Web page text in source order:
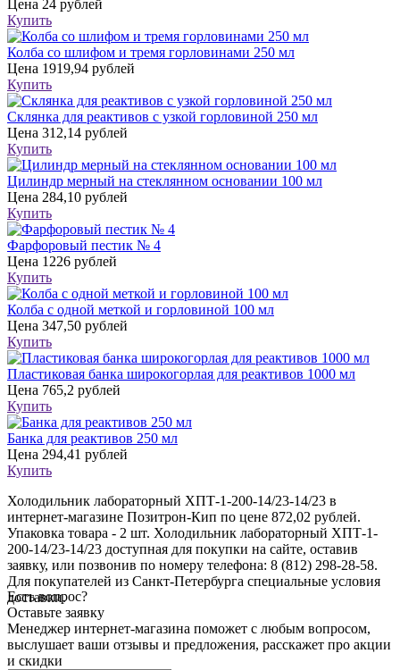
Цена 24 рублей
Купить
Колба со шлифом и тремя горловинами 250 мл
Цена 1919,94 рублей
Купить
Склянка для реактивов с узкой горловиной 250 мл
Цена 312,14 рублей
Купить
Цилиндр мерный на стеклянном основании 100 мл
Цена 284,10 рублей
Купить
Фарфоровый пестик № 4
Цена 1226 рублей
Купить
Колба с одной меткой и горловиной 100 мл
Цена 347,50 рублей
Купить
Пластиковая банка широкогорлая для реактивов 1000 мл
Цена 765,2 рублей
Купить
Банка для реактивов 250 мл
Цена 294,41 рублей
Купить
Холодильник лабораторный ХПТ-1-200-14/23-14/23 в
интернет-магазине Позитрон-Кип по цене 872,02 рублей.
Упаковка товара - 2 шт. Холодильник лабораторный ХПТ-1-
200-14/23-14/23 доступная для покупки на сайте, оставив
заявку, или позвонив по номеру телефона: 8 (812) 298-28-58.
Для покупателей из Санкт-Петербурга специальные условия
доставки.
Есть вопрос?
Оставьте заявку
Менеджер интернет-магазина поможет с любым вопросом,
выслушает ваши отзывы и предложения, расскажет про акции
и скидки